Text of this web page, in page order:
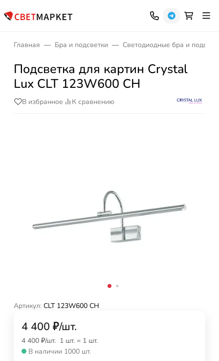
Главная Бра и подсветки Светодиодные бра и
Подсветка для картин Crystal
Lux CLT 123W600 CH
В избранное К сравнению
Артикул: CLT 123W600 CH
4 400 ₽/шт.
4 400 ₽/шт. 1 шт. = 1 шт.
В наличии 1000 шт.